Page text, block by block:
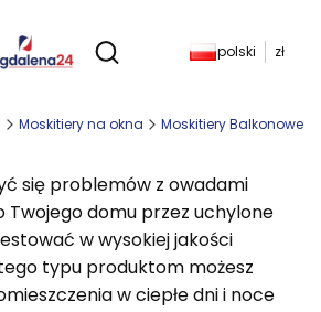
Otwórz wyszukiwarkę
Produkty w
polski zł
Moskitiery na okna Moskitiery Balkonowe
się problemów z owadami
Twojego domu przez uchylone
w wysokiej jakości
typu produktom możesz
w ciepłe dni i noce